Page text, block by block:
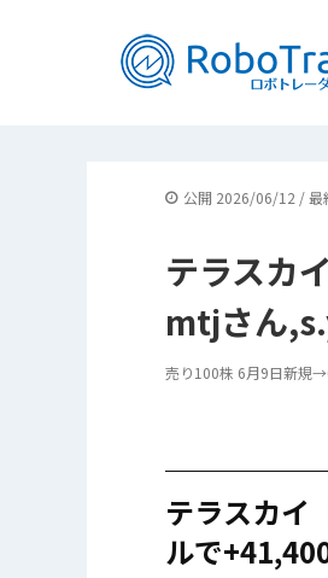
公開 2026/06/12 /
テラスカ
mtjさん
売り100株 6月9日新
テラスカイ
ルで